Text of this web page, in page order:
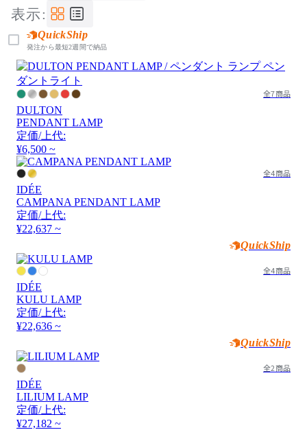
表示:
QuickShip
発注から最短2週間で納品
全7商品
DULTON
PENDANT LAMP
定価/上代:
¥6,500 ~
全4商品
IDÉE
CAMPANA PENDANT LAMP
定価/上代:
¥22,637 ~
QuickShip
全4商品
IDÉE
KULU LAMP
定価/上代:
¥22,636 ~
QuickShip
全2商品
IDÉE
LILIUM LAMP
定価/上代:
¥27,182 ~